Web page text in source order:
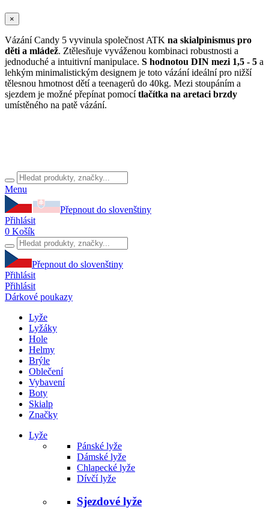
×
Vázání Candy 5 vyvinula společnost ATK na skialpinismus pro
děti a mládež. Ztělesňuje vyváženou kombinaci robustnosti a
jednoduché a intuitivní manipulace. S hodnotou DIN mezi 1,5 - 5 a
lehkým minimalistickým designem je toto vázání ideální pro nižší
tělesnou hmotnost dětí a teenagerů do 40kg. Mezi stoupáním a
sjezdem je možné přepínat pomocítlačítka na aretaci brzdy
umístěného na patě vázání.
Menu
Přepnout do slovenštiny
Přihlásit
0 Košík
Přepnout do slovenštiny
Přihlásit
Přihlásit
Dárkové poukazy
Lyže
Lyžáky
Hole
Helmy
Brýle
Oblečení
Vybavení
Boty
Skialp
Značky
Lyže
Pánské lyže
Dámské lyže
Chlapecké lyže
Dívčí lyže
Sjezdové lyže